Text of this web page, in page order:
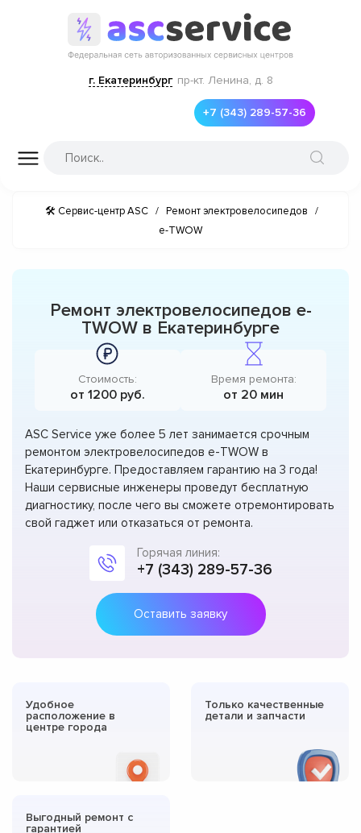
г. Екатеринбург пр-кт. Ленина, д. 8
+7 (343) 289-57-36
🛠 Сервис-центр ASC / Ремонт электровелосипедов
/
e-TWOW
Ремонт электровелосипедов e-
TWOW в Екатеринбурге
Стоимость:
от 1200 руб.
Время ремонта:
от 20 мин
ASC Service уже более 5 лет занимается срочным
ремонтом электровелосипедов e-TWOW в
Екатеринбурге. Предоставляем гарантию на 3 года!
Наши сервисные инженеры проведут бесплатную
диагностику, после чего вы сможете отремонтировать
свой гаджет или отказаться от ремонта.
Горячая линия:
+7 (343) 289-57-36
Оставить заявку
Удобное
расположение в
центре города
Только качественные
детали и запчасти
Выгодный ремонт с
гарантией